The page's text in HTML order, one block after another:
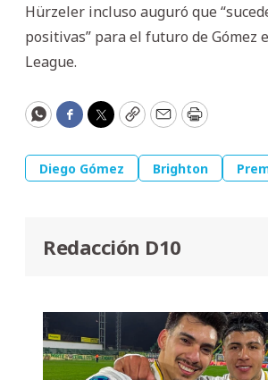
Hürzeler incluso auguró que
positivas” para el futuro de Gómez
League.
WhatsApp
Facebook
Twitter
CopyEmailPrint
Diego Gómez Brighton
Redacción D10